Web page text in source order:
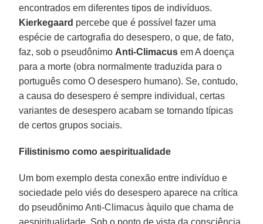
encontrados em diferentes tipos de indivíduos.
Kierkegaard percebe que é possível fazer uma
espécie de cartografia do desespero, o que, de fato,
faz, sob o pseudônimo Anti-Climacus em A doença
para a morte (obra normalmente traduzida para o
português como O desespero humano). Se, contudo,
a causa do desespero é sempre individual, certas
variantes de desespero acabam se tornando típicas
de certos grupos sociais.
Filistinismo como aespiritualidade
Um bom exemplo desta conexão entre indivíduo e
sociedade pelo viés do desespero aparece na crítica
do pseudônimo Anti-Climacus àquilo que chama de
aespiritualidade. Sob o ponto de vista da consciência